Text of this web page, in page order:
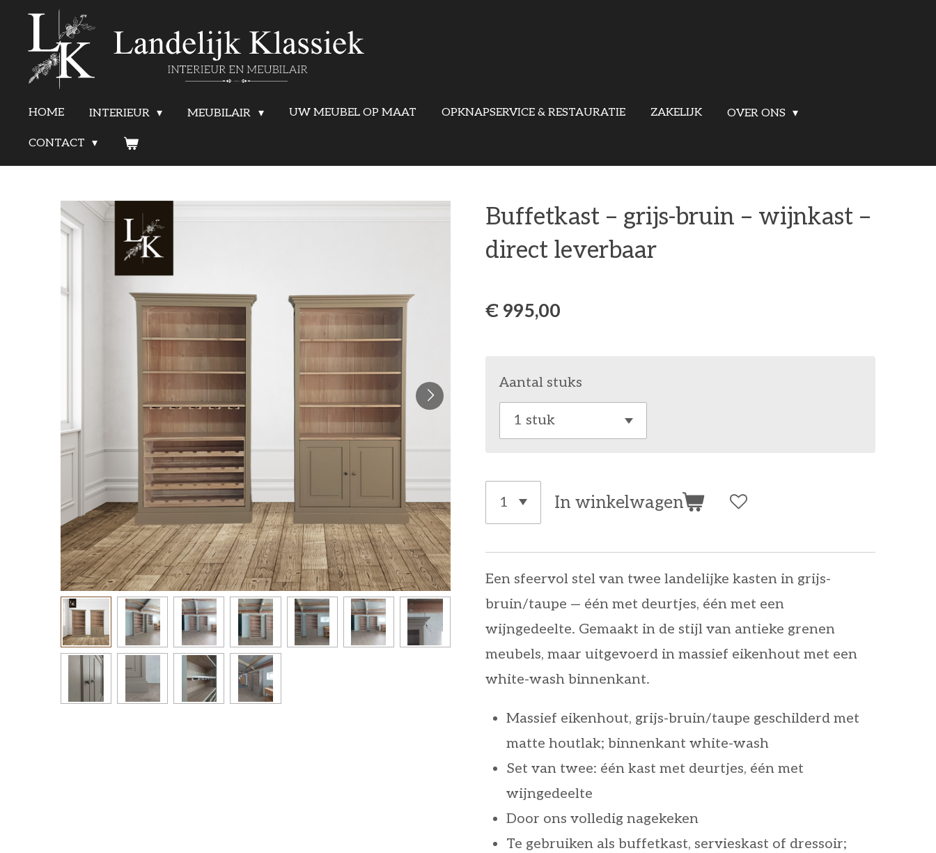
direct
naar
hoofdinhoud
HOME INTERIEUR MEUBILAIR UW MEUBEL OP MAAT OPKNAPSERVICE & RESTAURATIE ZAKELIJK OVER ONS
CONTACT
Buffetkast – grijs-bruin – wijnkast –
direct leverbaar
€ 995,00
Aantal stuks
In winkelwagen
Een sfeervol stel van twee landelijke kasten in grijs-
bruin/taupe — één met deurtjes, één met een
wijngedeelte. Gemaakt in de stijl van antieke grenen
meubels, maar uitgevoerd in massief eikenhout met een
white-wash binnenkant.
Massief eikenhout, grijs-bruin/taupe geschilderd met
matte houtlak; binnenkant white-wash
Set van twee: één kast met deurtjes, één met
wijngedeelte
Door ons volledig nagekeken
Te gebruiken als buffetkast, servieskast of dressoir;